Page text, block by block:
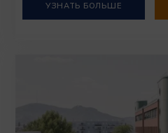
УЗНАТЬ БОЛЬШЕ